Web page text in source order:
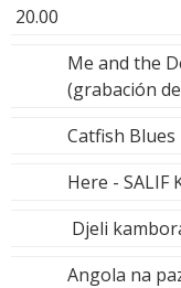
20.00
Me and the
(grabación
Catfish Blues
Here - SALIF
Djeli
Angola na